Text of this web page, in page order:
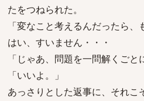
たをつねられた。
「変なこと考えるんだったら、
はい、すいません・・・
「じゃあ、問題を一問解くごと
「いいよ。」
あっさりとした返事に、それこ